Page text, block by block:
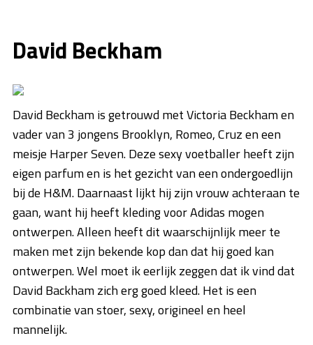
David Beckham
David Beckham is getrouwd met Victoria Beckham en
vader van 3 jongens Brooklyn, Romeo, Cruz en een
meisje Harper Seven. Deze sexy voetballer heeft zijn
eigen parfum en is het gezicht van een ondergoedlijn
bij de H&M. Daarnaast lijkt hij zijn vrouw achteraan te
gaan, want hij heeft kleding voor Adidas mogen
ontwerpen. Alleen heeft dit waarschijnlijk meer te
maken met zijn bekende kop dan dat hij goed kan
ontwerpen. Wel moet ik eerlijk zeggen dat ik vind dat
David Backham zich erg goed kleed. Het is een
combinatie van stoer, sexy, origineel en heel
mannelijk.